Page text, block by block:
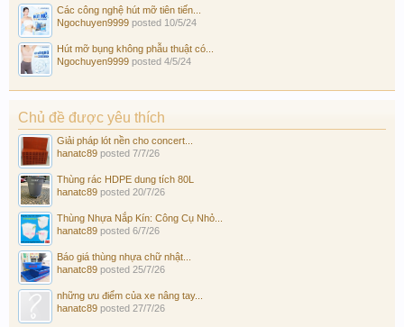
Các công nghệ hút mỡ tiên tiến...
Ngochuyen9999 posted 10/5/24
Hút mỡ bụng không phẫu thuật có...
Ngochuyen9999 posted 4/5/24
Chủ đề được yêu thích
Giải pháp lót nền cho concert...
hanatc89 posted 7/7/26
Thùng rác HDPE dung tích 80L
hanatc89 posted 20/7/26
Thùng Nhựa Nắp Kín: Công Cụ Nhỏ...
hanatc89 posted 6/7/26
Báo giá thùng nhựa chữ nhật...
hanatc89 posted 25/7/26
những ưu điểm của xe nâng tay...
hanatc89 posted 27/7/26